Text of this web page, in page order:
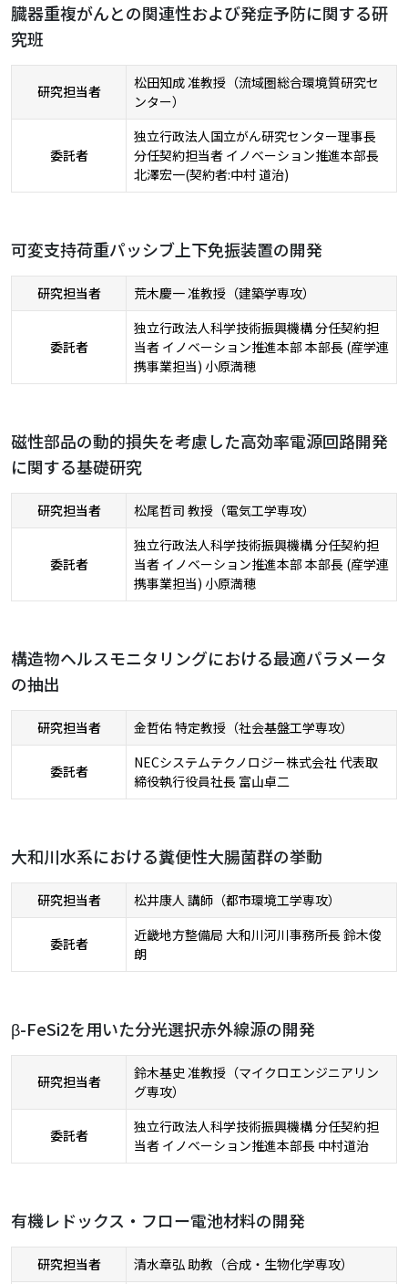
臓器重複がんとの関連性および発症予防に関する研
究班
研究担当者
松田知成 准教授（流域圏総合環境質研究セ
ンター）
委託者
独立行政法人国立がん研究センター理事長
分任契約担当者 イノベーション推進本部長
北澤宏一(契約者:中村 道治)
可変支持荷重パッシブ上下免振装置の開発
研究担当者 荒木慶一 准教授（建築学専攻）
委託者
独立行政法人科学技術振興機構 分任契約担
当者 イノベーション推進本部 本部長 (産学連
携事業担当) 小原満穂
磁性部品の動的損失を考慮した高効率電源回路開発
に関する基礎研究
研究担当者 松尾哲司 教授（電気工学専攻）
委託者
独立行政法人科学技術振興機構 分任契約担
当者 イノベーション推進本部 本部長 (産学連
携事業担当) 小原満穂
構造物ヘルスモニタリングにおける最適パラメータ
の抽出
研究担当者 金哲佑 特定教授（社会基盤工学専攻）
委託者
NECシステムテクノロジー株式会社 代表取
締役執行役員社長 富山卓二
大和川水系における糞便性大腸菌群の挙動
研究担当者 松井康人 講師（都市環境工学専攻）
委託者
近畿地方整備局 大和川河川事務所長 鈴木俊
朗
β-FeSi2を用いた分光選択赤外線源の開発
研究担当者
鈴木基史 准教授（マイクロエンジニアリン
グ専攻）
委託者
独立行政法人科学技術振興機構 分任契約担
当者 イノベーション推進本部長 中村道治
有機レドックス・フロー電池材料の開発
研究担当者 清水章弘 助教（合成・生物化学専攻）